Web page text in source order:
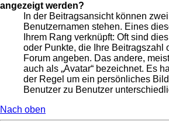
angezeigt werden?
In der Beitragsansicht können
Benutzernamen stehen. Eines
Ihrem Rang verknüpft: Oft sind
oder Punkte, die Ihre Beitragszahl
Forum angeben. Das andere,
auch als „Avatar“ bezeichnet. Es
der Regel um ein persönliches
Benutzer zu Benutzer
Nach oben